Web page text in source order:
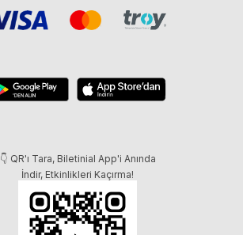
👇 QR'ı Tara, Biletinial App'i Anında
İndir, Etkinlikleri Kaçırma!